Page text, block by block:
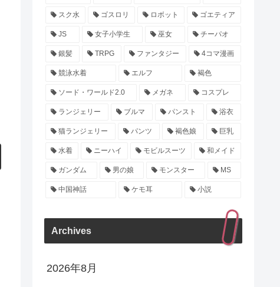
スク水 ゴスロリ ロボット ゴエティア
JS 女子小学生 巫女 チーパオ
銀髪 TRPG ファンタジー 4コマ漫画
競泳水着 エルフ 褐色
ソード・ワールド2.0 メガネ コスプレ
ランジェリー ブルマ パンスト 浴衣
猫ランジェリー パンツ 褐色娘 巨乳
水着 ニーハイ モビルスーツ 和メイド
ガンダム 男の娘 モンスター MS
中国神話 ケモ耳 小説
Archives
2026年8月